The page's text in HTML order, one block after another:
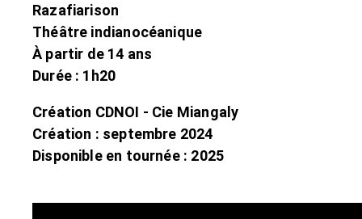
Razafiarison
Théâtre indianocéanique
À partir de 14 ans
Durée : 1h20
Création CDNOI - Cie Miangaly
Création : septembre 2024
Disponible en tournée : 2025